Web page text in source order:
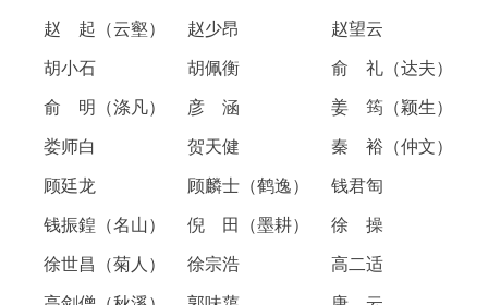
赵 起（云壑） 赵少昂 赵望云
胡小石 胡佩衡 俞 礼（达夫）
俞 明（涤凡） 彦 涵 姜 筠（颖生）
娄师白 贺天健 秦 裕（仲文）
顾廷龙 顾麟士（鹤逸） 钱君匋
钱振鍠（名山） 倪 田（墨耕） 徐 操
徐世昌（菊人） 徐宗浩 高二适